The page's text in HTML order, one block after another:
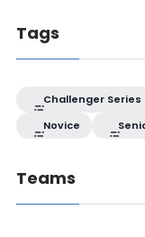
Tags
Challenger Series
Novice
Teams